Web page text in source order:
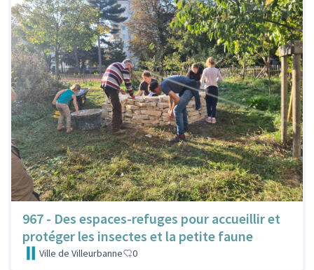
967 - Des espaces-refuges pour accueillir et
protéger les insectes et la petite faune
Ville de Villeurbanne 0